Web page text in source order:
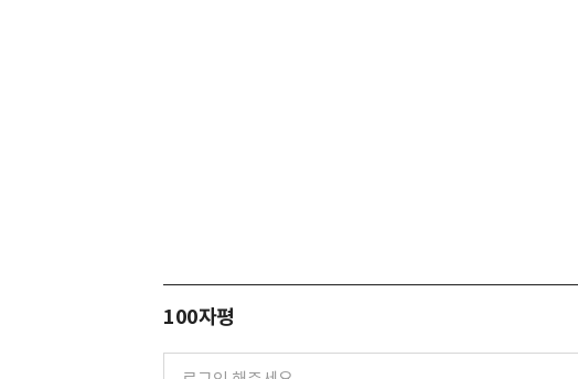
100자평